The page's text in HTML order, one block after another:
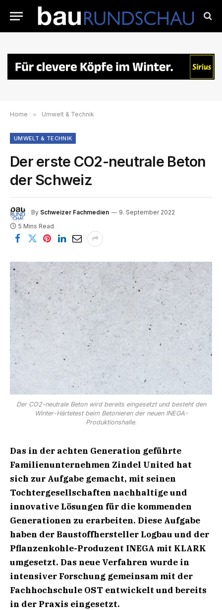
Home » Umwelt & Technik
UMWELT & TECHNIK
Der erste CO2-neutrale Beton
der Schweiz
By Schweizer Fachmedien
9. September 2022
5 Mins Read
Der CO2-neutrale Beton wird bereits eingesetzt und besteht den
Winter-Härtetest beim Betonieren der neuen INEGA-
Produktionshalle.
Das in der achten Generation geführte
Familienunternehmen Zindel United hat
sich zur Aufgabe gemacht, mit seinen
Tochtergesellschaften nachhaltige und
innovative Lösungen für die kommenden
Generationen zu erarbeiten. Diese Aufgabe
haben der Baustoffhersteller Logbau und der
Pflanzenkohle-Produzent INEGA mit KLARK
umgesetzt. Das neue Verfahren wurde in
intensiver Forschung gemeinsam mit der
Fachhochschule OST entwickelt und bereits
in der Praxis eingesetzt.